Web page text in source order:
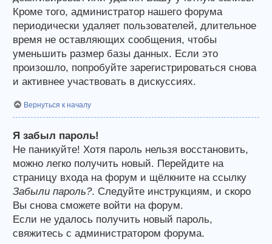
Кроме того, администратор нашего форума
периодически удаляет пользователей, длительное
время не оставляющих сообщения, чтобы
уменьшить размер базы данных. Если это
произошло, попробуйте зарегистрироваться снова
и активнее участвовать в дискуссиях.
Вернуться к началу
Я забыл пароль!
Не паникуйте! Хотя пароль нельзя восстановить,
можно легко получить новый. Перейдите на
страницу входа на форум и щёлкните на ссылку
Забыли пароль?. Следуйте инструкциям, и скоро
Вы снова сможете войти на форум.
Если не удалось получить новый пароль,
свяжитесь с администратором форума.